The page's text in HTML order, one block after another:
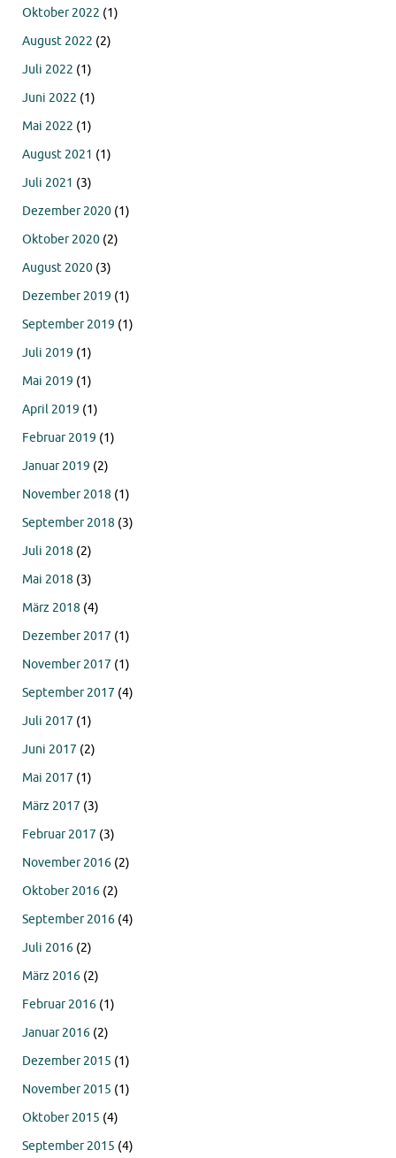
Oktober 2022 (1)
August 2022 (2)
Juli 2022 (1)
Juni 2022 (1)
Mai 2022 (1)
August 2021 (1)
Juli 2021 (3)
Dezember 2020 (1)
Oktober 2020 (2)
August 2020 (3)
Dezember 2019 (1)
September 2019 (1)
Juli 2019 (1)
Mai 2019 (1)
April 2019 (1)
Februar 2019 (1)
Januar 2019 (2)
November 2018 (1)
September 2018 (3)
Juli 2018 (2)
Mai 2018 (3)
März 2018 (4)
Dezember 2017 (1)
November 2017 (1)
September 2017 (4)
Juli 2017 (1)
Juni 2017 (2)
Mai 2017 (1)
März 2017 (3)
Februar 2017 (3)
November 2016 (2)
Oktober 2016 (2)
September 2016 (4)
Juli 2016 (2)
März 2016 (2)
Februar 2016 (1)
Januar 2016 (2)
Dezember 2015 (1)
November 2015 (1)
Oktober 2015 (4)
September 2015 (4)